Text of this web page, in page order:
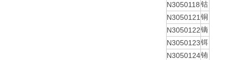
N3050118 钴
N3050121 铜
N3050122镝
N3050123铒
N3050124铕